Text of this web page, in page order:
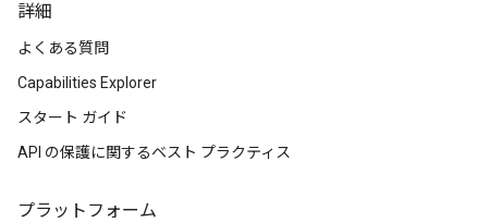
詳細
よくある質問
Capabilities Explorer
スタート ガイド
API の保護に関するベスト プラクティス
プラットフォーム